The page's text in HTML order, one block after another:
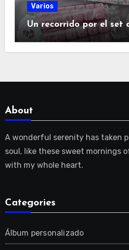
Varios
Un recorrido por el set
About
A wonderful serenity has taken
soul, like these sweet mornings
with my whole heart.
Categories
Álbum personalizado